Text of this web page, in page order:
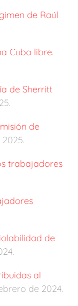
de Raúl
Cuba libre.
de Sherritt
de
trabajadores
de
al
de 2024.